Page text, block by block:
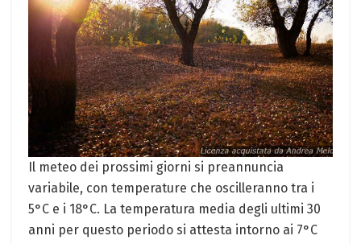
Il meteo dei prossimi giorni si preannuncia
variabile, con temperature che oscilleranno tra i
5°C e i 18°C. La temperatura media degli ultimi 30
anni per questo periodo si attesta intorno ai 7°C